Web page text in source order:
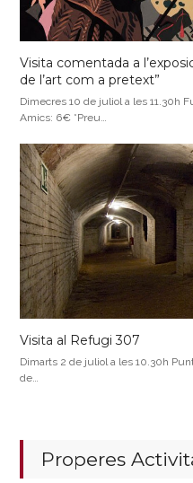
Visita comentada a
de l’art com a pretext”
Dimecres 10 de juliol a les 11.30h
Amics: 6€ *Preu…
Visita al Refugi 307
Dimarts 2 de juliol a les 10.30h
de…
Properes